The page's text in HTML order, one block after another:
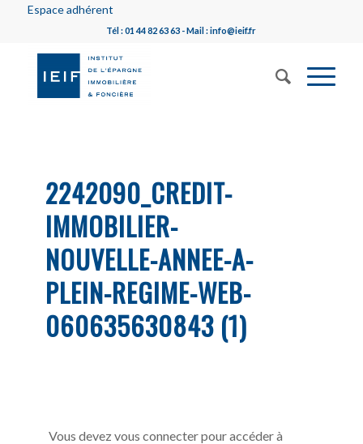
Espace adhérent
Tél : 01 44 82 63 63 - Mail : info@ieif.fr
2242090_CREDIT-
IMMOBILIER-
NOUVELLE-ANNEE-A-
PLEIN-REGIME-WEB-
060635630843 (1)
Vous devez vous connecter pour accéder à